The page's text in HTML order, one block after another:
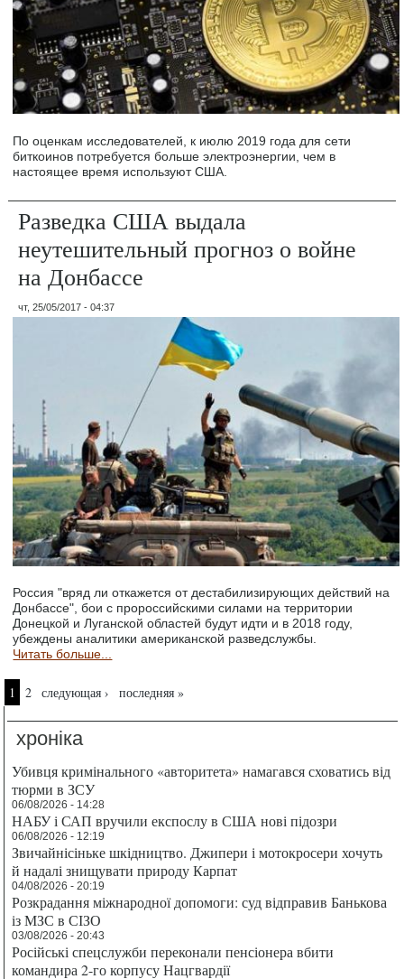
По оценкам исследователей, к июлю 2019 года для сети
биткоинов потребуется больше электроэнергии, чем в
настоящее время используют США.
Разведка США выдала
неутешительный прогноз о войне
на Донбассе
чт, 25/05/2017 - 04:37
Россия "вряд ли откажется от дестабилизирующих действий на
Донбассе", бои с пророссийскими силами на территории
Донецкой и Луганской областей будут идти и в 2018 году,
убеждены аналитики американской разведслужбы.
Читать больше...
Страницы
1 2 следующая › последняя »
хроніка
Убивця кримінального «авторитета» намагався сховатись від
тюрми в ЗСУ
06/08/2026 - 14:28
НАБУ і САП вручили експослу в США нові підозри
06/08/2026 - 12:19
Звичайнісіньке шкідництво. Джипери і мотокросери хочуть
й надалі знищувати природу Карпат
04/08/2026 - 20:19
Розкрадання міжнародної допомоги: суд відправив Банькова
із МЗС в СІЗО
03/08/2026 - 20:43
Російські спецслужби переконали пенсіонера вбити
командира 2-го корпусу Нацгвардії